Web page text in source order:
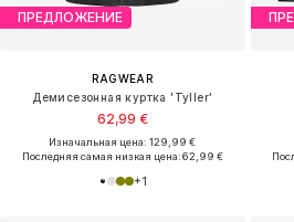
ПРЕДЛОЖЕНИЕ
RAGWEAR
Демисезонная куртка 'Tyller'
62,99 €
Изначальная цена: 129,99 €
Последняя самая низкая цена:62,99 €
+1